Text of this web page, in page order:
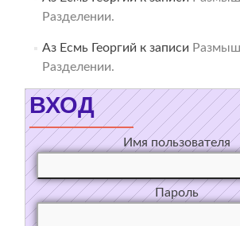
Разделении.
Аз Есмь Георгий к записи
Разделении.
ВХОД
Имя пользователя
Пароль